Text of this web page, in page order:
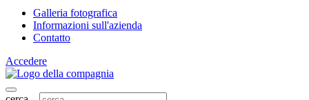
Galleria fotografica
Informazioni sull'azienda
Contatto
Accedere